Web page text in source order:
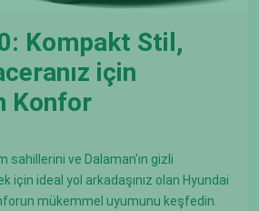
Kompakt Stil,
için
Konfor
sahillerini ve Dalaman'ın gizli
için ideal yol arkadaşınız olan Hyundai
mükemmel uyumunu keşfedin.